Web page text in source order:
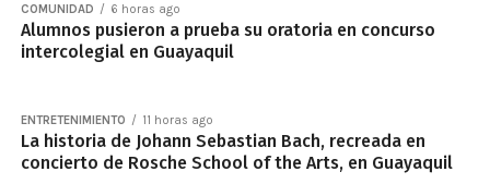
COMUNIDAD 6 horas ago
Alumnos pusieron a prueba su oratoria en concurso
intercolegial en Guayaquil
ENTRETENIMIENTO 11 horas ago
La historia de Johann Sebastian Bach, recreada en
concierto de Rosche School of the Arts, en Guayaquil